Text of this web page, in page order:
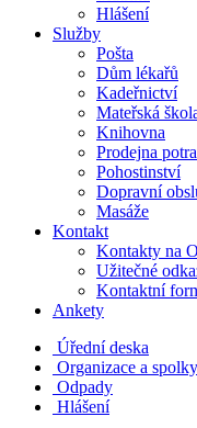
Hlášení
Služby
Pošta
Dům lékařů
Kadeřnictví
Mateřská
Knihovna
Prodejna
Pohostinství
Dopravní
Masáže
Kontakt
Kontakty na
Užitečné
Kontaktní
Ankety
Úřední deska
Organizace a spolky
Odpady
Hlášení